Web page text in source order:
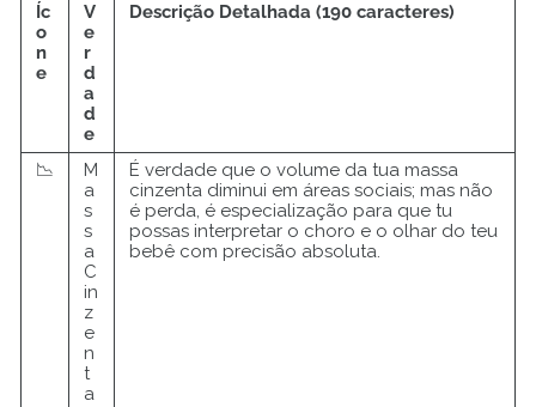
Íc
o
n
e
V
e
r
d
a
d
e
Descrição Detalhada (190 caracteres)
📉
M
a
s
s
a
C
in
z
e
n
t
a
É verdade que o volume da tua massa
cinzenta diminui em áreas sociais; mas não
é perda, é especialização para que tu
possas interpretar o choro e o olhar do teu
bebê com precisão absoluta.